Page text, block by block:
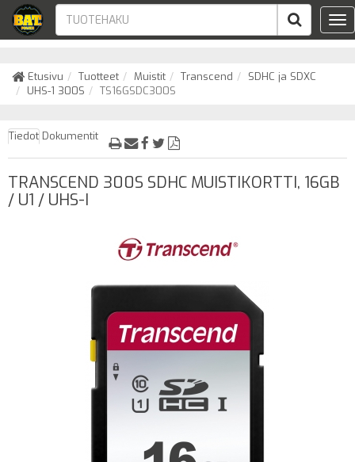
Etusivu Tuotteet Muistit Transcend
SDHC ja SDXC
UHS-1 300S
TS16GSDC300S
Tiedot Dokumentit
TRANSCEND 300S SDHC MUISTIKORTTI, 16GB
/ U1 / UHS-I